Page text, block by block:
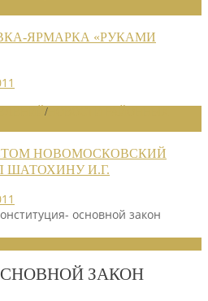
ЯРМАРКА «РУКАМИ
/
НОВОМОСКОВСКИЙ
ШАТОХИНУ И.Г.
основной закон
ЗАКОН